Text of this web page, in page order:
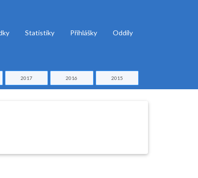
Statistiky Přihlášky Oddíly
2017 2016 2015